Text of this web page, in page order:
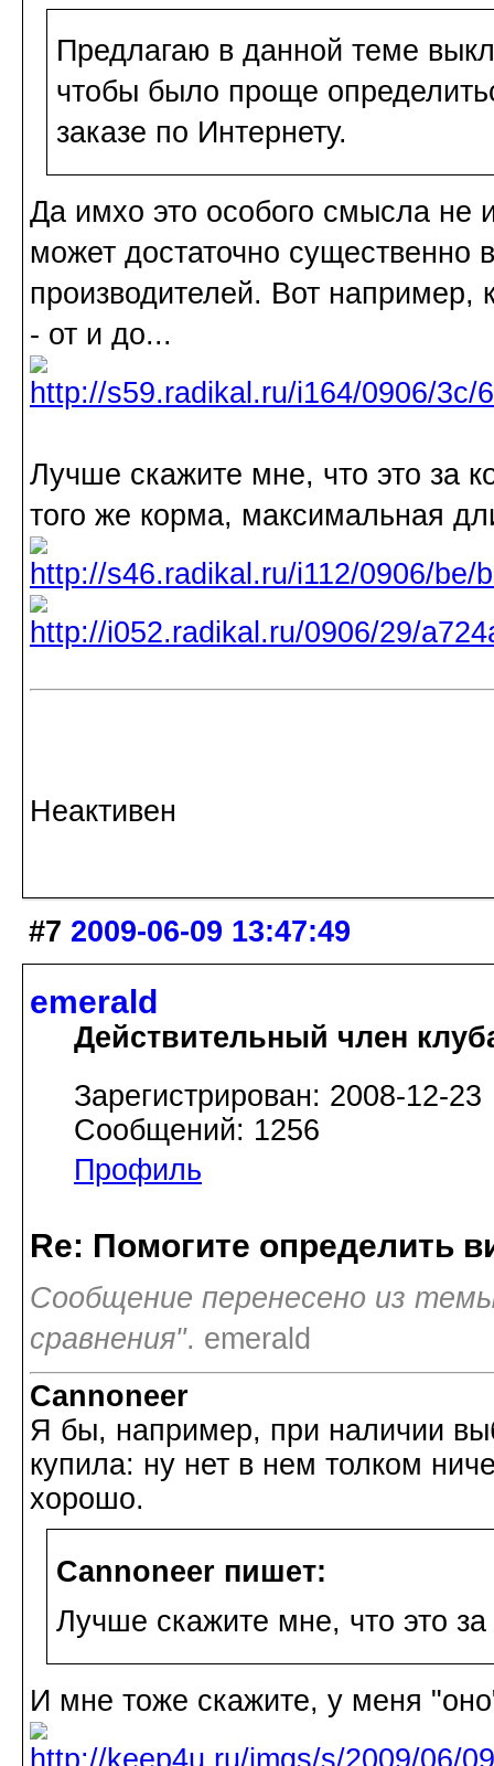
Предлагаю в данной теме
чтобы было проще
заказе по Интернету.
Да имхо это особого смысла не
может достаточно существенно
производителей. Вот
- от и до...
Лучше скажите мне, что это за
того же корма, максимальная
Неактивен
#7 2009-06-09 13:47:49
emerald
Действительный член
Зарегистрирован: 2008-12-23
Сообщений: 1256
Профиль
Re: Помогите определить
Сообщение перенесено из
сравнения". emerald
Cannoneer
Я бы, например, при наличии
купила: ну нет в нем толком
хорошо.
Cannoneer пишет:
Лучше скажите мне, что это за
И мне тоже скажите, у меня